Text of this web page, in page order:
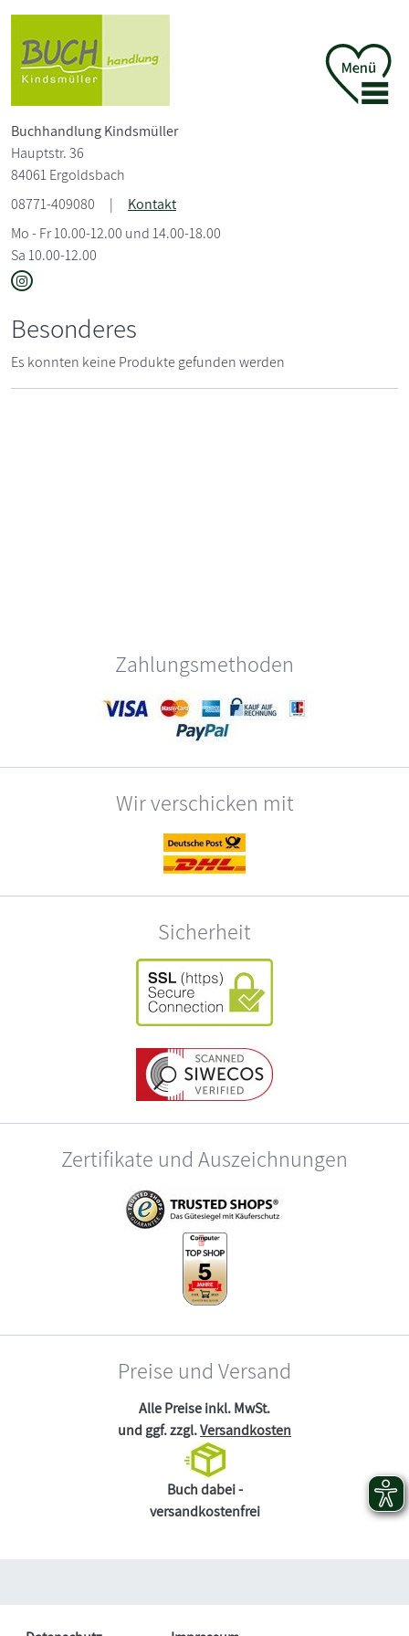
Buchhandlung Kindsmüller
Hauptstr. 36
84061 Ergoldsbach
08771-409080
|
Kontakt
Mo - Fr 10.00-12.00 und 14.00-18.00
Sa 10.00-12.00
Besonderes
Es konnten keine Produkte gefunden werden
Zahlungsmethoden
Wir verschicken mit
Sicherheit
Zertifikate und Auszeichnungen
Preise und Versand
Alle Preise inkl. MwSt.
und ggf. zzgl.Versandkosten
Buch dabei -
versandkostenfrei